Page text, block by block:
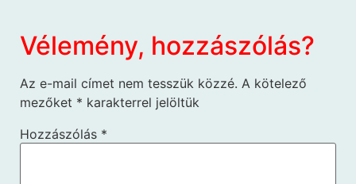
Vélemény, hozzászólás?
Az e-mail címet nem tesszük közzé. A kötelező
mezőket * karakterrel jelöltük
Hozzászólás *